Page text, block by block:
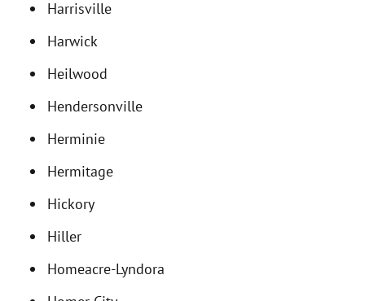
Harrisville
Harwick
Heilwood
Hendersonville
Herminie
Hermitage
Hickory
Hiller
Homeacre-Lyndora